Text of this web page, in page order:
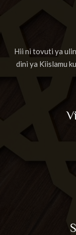
Hii ni tovuti ya
dini ya Kiislamu